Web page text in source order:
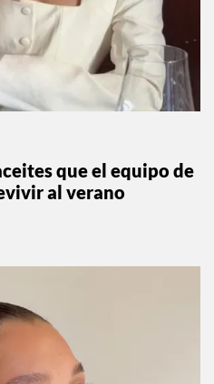
que el equipo de
al verano